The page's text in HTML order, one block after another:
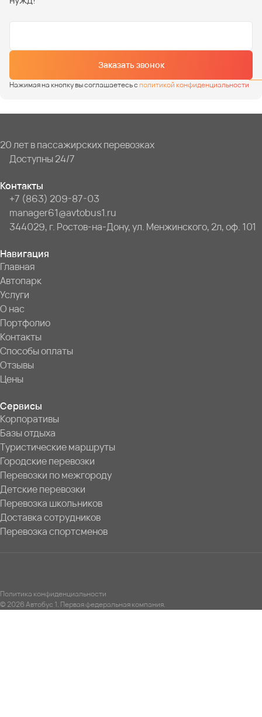
Заказать звонок
Нажимая на кнопку вы соглашаетесь сполитикой конфиденциальности
20 лет в пассажирских перевозках
Доступны 24/7
Контакты
+7 (863) 209-87-03
manager61@avtobus1.ru
344029, г. Ростов-на-Дону, ул. Менжинского, 2л, оф. 101
Навигация
Главная
Автопарк
Услуги
О нас
Портфолио
Контакты
Способы оплаты
Отзывы
Цены
Сервисы
Корпоративы
Базы отдыха
Туристические маршруты
Городские перевозки
Перевозки по межгороду
Детские перевозки
Перевозка школьников
Доставка сотрудников
Перевозка спортсменов
Политика конфиденциальности
© 2026 Автобус 1. Первая федеральная компания.